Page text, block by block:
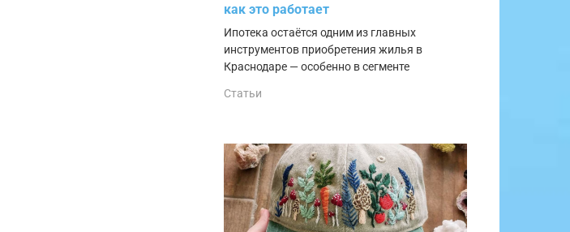
как это работает
Ипотека остаётся одним из главных
инструментов приобретения жилья в
Краснодаре — особенно в сегменте
Статьи